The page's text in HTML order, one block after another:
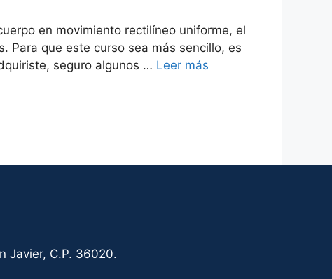
en movimiento rectilíneo uniforme, el
Para que este curso sea más sencillo, es
seguro algunos … Leer más
Javier, C.P. 36020.